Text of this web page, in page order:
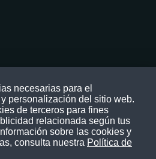
a través
correo:
necesarias para el
personalización del sitio web.
de terceros para fines
relacionada según tus
sobre las cookies y
consulta nuestra Política de